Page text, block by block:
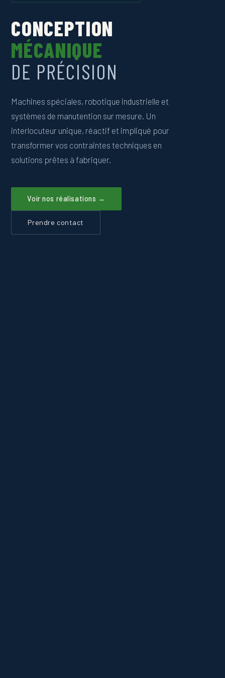
CONCEPTION
MÉCANIQUE
DE PRÉCISION
Machines spéciales, robotique industrielle et
systèmes de manutention sur mesure. Un
interlocuteur unique, réactif et impliqué pour
transformer vos contraintes techniques en
solutions prêtes à fabriquer.
Voir nos réalisations →
Prendre contact